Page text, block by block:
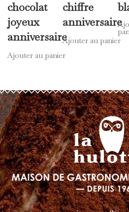
chocolat
joyeux
anniversaire
Ajouter au panier
chiffre
anniversaire
Ajouter au panier